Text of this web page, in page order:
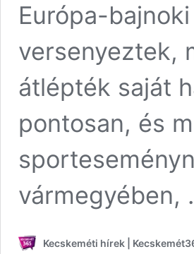
Európa-
versenyeztek,
átlépték saját
pontosan, és
vármegyében,
Kecskeméti hírek |